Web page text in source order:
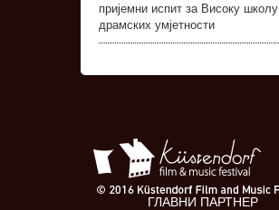
пријемни испит за Високу школу
драмских умјетности
ГЛАВНИ ПАРТНЕР